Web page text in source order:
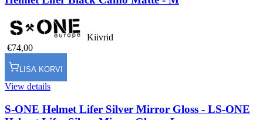
Kiivrid
€74,00
LISA KORVI
View details
S-ONE Helmet Lifer Silver Mirror Gloss - LS-ONE